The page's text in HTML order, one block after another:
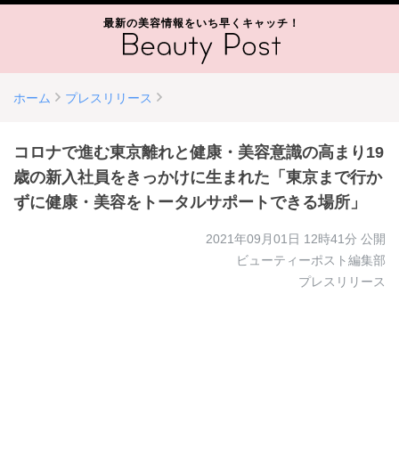
最新の美容情報をいち早くキャッチ！
ホーム プレスリリース
コロナで進む東京離れと健康・美容意識の高まり19
歳の新入社員をきっかけに生まれた「東京まで行か
ずに健康・美容をトータルサポートできる場所」
2021年09月01日 12時41分 公開
ビューティーポスト編集部
プレスリリース